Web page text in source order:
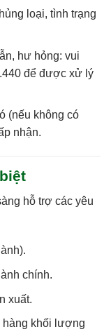
loại, tình trạng
hư hỏng: vui
để được xử lý
(nếu không có
nhận.
hỗ trợ các yêu
chính.
xuất.
hàng khối lượng